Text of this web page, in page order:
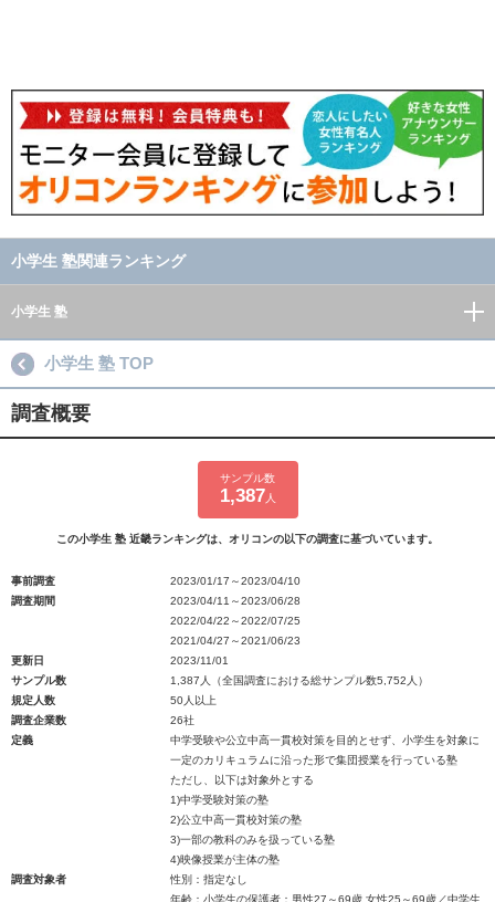
小学生 塾関連ランキング
小学生 塾
小学生 塾 TOP
調査概要
サンプル数
1,387 人
この小学生 塾 近畿ランキングは、オリコンの以下の調査に基づいています。
事前調査
2023/01/17～2023/04/10
調査期間
2023/04/11～2023/06/28
2022/04/22～2022/07/25
2021/04/27～2021/06/23
更新日
2023/11/01
サンプル数
1,387人（全国調査における総サンプル数5,752人）
規定人数
50人以上
調査企業数
26社
定義
中学受験や公立中高一貫校対策を目的とせず、小学生を対象に
一定のカリキュラムに沿った形で集団授業を行っている塾
ただし、以下は対象外とする
1)中学受験対策の塾
2)公立中高一貫校対策の塾
3)一部の教科のみを扱っている塾
4)映像授業が主体の塾
調査対象者
性別：指定なし
年齢：小学生の保護者：男性27～69歳 女性25～69歳／中学生